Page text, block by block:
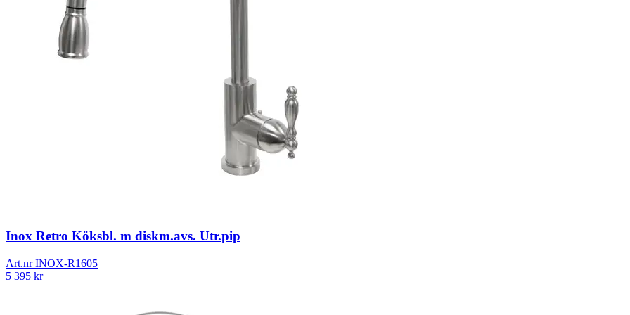
Inox Retro Köksbl. m diskm.avs. Utr.pip
Art.nrINOX-R1605
5 395 kr